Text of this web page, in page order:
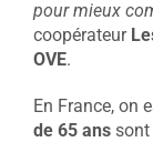
pour mieux
coopérateur
OVE.
En France, on
de 65 ans sont